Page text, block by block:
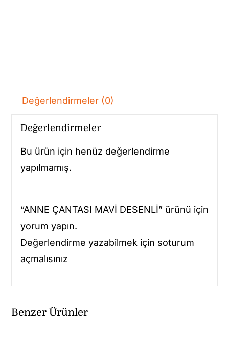
Değerlendirmeler (0)
Değerlendirmeler
Bu ürün için henüz değerlendirme
yapılmamış.
“ANNE ÇANTASI MAVİ DESENLİ” ürünü için
yorum yapın.
Değerlendirme yazabilmek için soturum
açmalısınız
Benzer Ürünler